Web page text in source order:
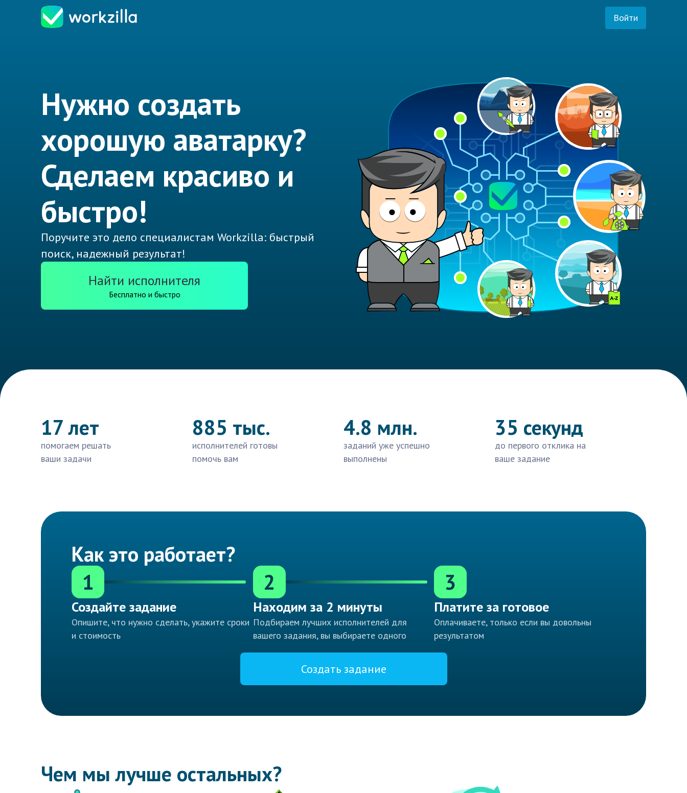
Войти
Нужно создать
хорошую аватарку?
Сделаем красиво и
быстро!
Поручите это дело специалистам Workzilla: быстрый
поиск, надежный результат!
Найти исполнителя
Бесплатно и быстро
17 лет
помогаем решать
ваши задачи
885 тыс.
исполнителей готовы
помочь вам
4.8 млн.
заданий уже успешно
выполнены
35 секунд
до первого отклика на
ваше задание
Как это работает?
1
Создайте задание
Опишите, что нужно сделать, укажите сроки
и стоимость
2
Находим за 2 минуты
Подбираем лучших исполнителей для
вашего задания, вы выбираете одного
3
Платите за готовое
Оплачиваете, только если вы довольны
результатом
Создать задание
Чем мы лучше остальных?